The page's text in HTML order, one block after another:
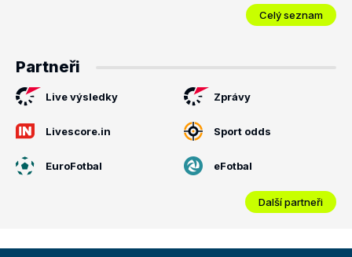
Celý seznam
Partneři
Live výsledky Zprávy
Livescore.in Sport odds
EuroFotbal eFotbal
Další partneři